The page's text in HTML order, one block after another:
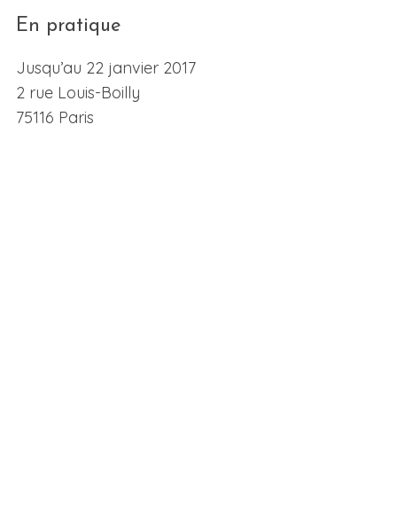
En pratique
Jusqu’au 22 janvier 2017
2 rue Louis-Boilly
75116 Paris